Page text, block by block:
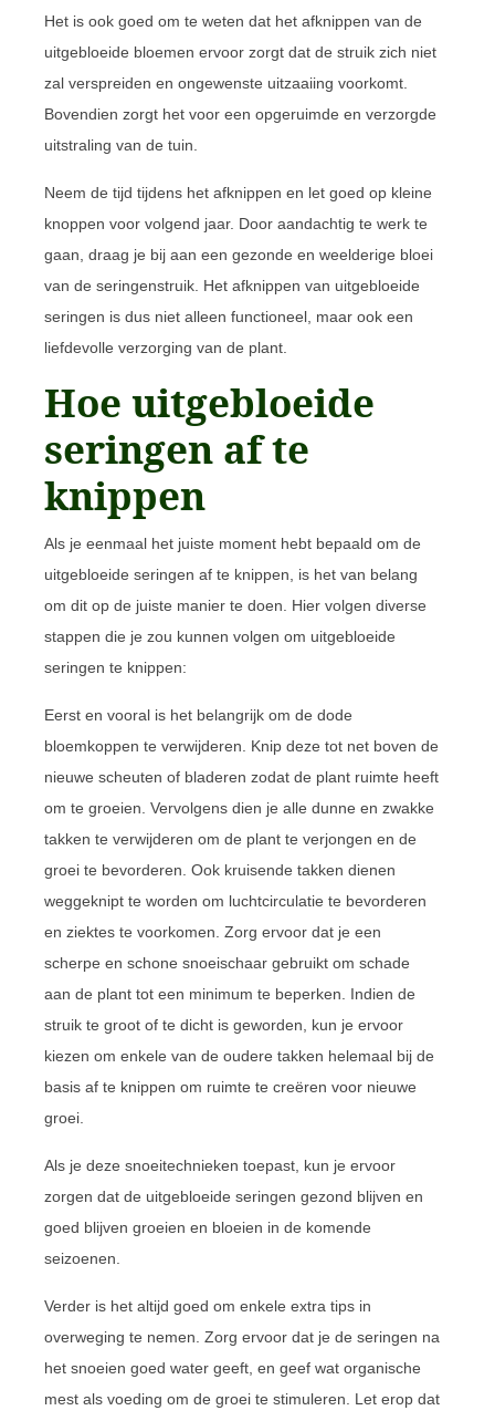
Het is ook goed om te weten dat het afknippen van de
uitgebloeide bloemen ervoor zorgt dat de struik zich niet
zal verspreiden en ongewenste uitzaaiing voorkomt.
Bovendien zorgt het voor een opgeruimde en verzorgde
uitstraling van de tuin.
Neem de tijd tijdens het afknippen en let goed op kleine
knoppen voor volgend jaar. Door aandachtig te werk te
gaan, draag je bij aan een gezonde en weelderige bloei
van de seringenstruik. Het afknippen van uitgebloeide
seringen is dus niet alleen functioneel, maar ook een
liefdevolle verzorging van de plant.
Hoe uitgebloeide
seringen af te
knippen
Als je eenmaal het juiste moment hebt bepaald om de
uitgebloeide seringen af te knippen, is het van belang
om dit op de juiste manier te doen. Hier volgen diverse
stappen die je zou kunnen volgen om uitgebloeide
seringen te knippen:
Eerst en vooral is het belangrijk om de dode
bloemkoppen te verwijderen. Knip deze tot net boven de
nieuwe scheuten of bladeren zodat de plant ruimte heeft
om te groeien. Vervolgens dien je alle dunne en zwakke
takken te verwijderen om de plant te verjongen en de
groei te bevorderen. Ook kruisende takken dienen
weggeknipt te worden om luchtcirculatie te bevorderen
en ziektes te voorkomen. Zorg ervoor dat je een
scherpe en schone snoeischaar gebruikt om schade
aan de plant tot een minimum te beperken. Indien de
struik te groot of te dicht is geworden, kun je ervoor
kiezen om enkele van de oudere takken helemaal bij de
basis af te knippen om ruimte te creëren voor nieuwe
groei.
Als je deze snoeitechnieken toepast, kun je ervoor
zorgen dat de uitgebloeide seringen gezond blijven en
goed blijven groeien en bloeien in de komende
seizoenen.
Verder is het altijd goed om enkele extra tips in
overweging te nemen. Zorg ervoor dat je de seringen na
het snoeien goed water geeft, en geef wat organische
mest als voeding om de groei te stimuleren. Let erop dat